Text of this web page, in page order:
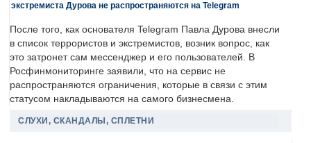
экстремиста Дурова не распространяются на Telegram
После того, как основателя Telegram Павла Дурова внесли
в список террористов и экстремистов, возник вопрос, как
это затронет сам мессенджер и его пользователей. В
Росфинмониторинге заявили, что на сервис не
распространяются ограничения, которые в связи с этим
статусом накладываются на самого бизнесмена.
СЛУХИ, СКАНДАЛЫ, СПЛЕТНИ